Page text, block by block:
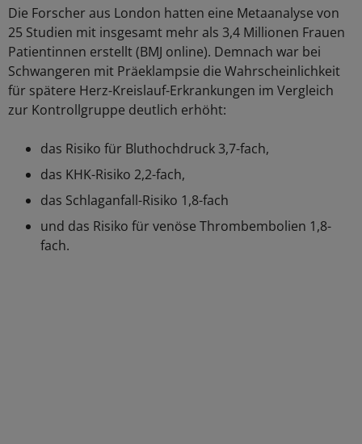
Die Forscher aus London hatten eine Metaanalyse von
25 Studien mit insgesamt mehr als 3,4 Millionen Frauen
Patientinnen erstellt (BMJ online). Demnach war bei
Schwangeren mit Präeklampsie die Wahrscheinlichkeit
für spätere Herz-Kreislauf-Erkrankungen im Vergleich
zur Kontrollgruppe deutlich erhöht:
das Risiko für Bluthochdruck 3,7-fach,
das KHK-Risiko 2,2-fach,
das Schlaganfall-Risiko 1,8-fach
und das Risiko für venöse Thrombembolien 1,8-
fach.